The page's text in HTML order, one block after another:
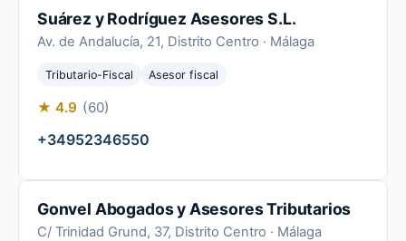
Suárez y Rodríguez Asesores S.L.
Av. de Andalucía, 21, Distrito Centro · Málaga
Tributario-Fiscal Asesor fiscal
★ 4.9 (60)
+34952346550
Gonvel Abogados y Asesores Tributarios
C/ Trinidad Grund, 37, Distrito Centro · Málaga